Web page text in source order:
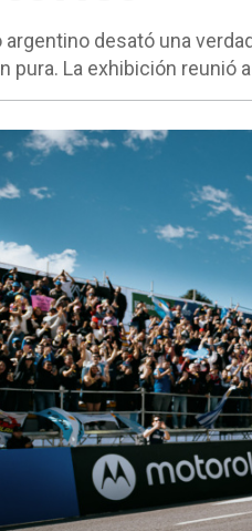
argentino desató una
pura. La exhibición reunió